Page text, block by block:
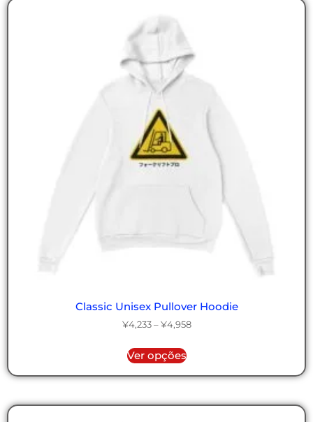
Classic Unisex Pullover Hoodie
¥4,233 – ¥4,958
Ver opções